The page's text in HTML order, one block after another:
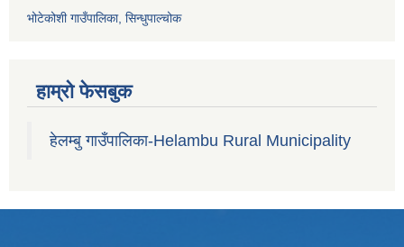
भोटेकोशी गाउँपालिका, सिन्धुपाल्चोक
हाम्रो फेसबुक
हेलम्बु गाउँपालिका-Helambu Rural Municipality